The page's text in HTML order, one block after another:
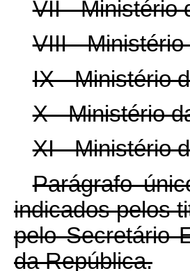
VII - Ministério
VIII -
IX - Ministério
X - Ministério
XI - Ministério
Parágrafo
indicados pelos
pelo Secretário
da República.